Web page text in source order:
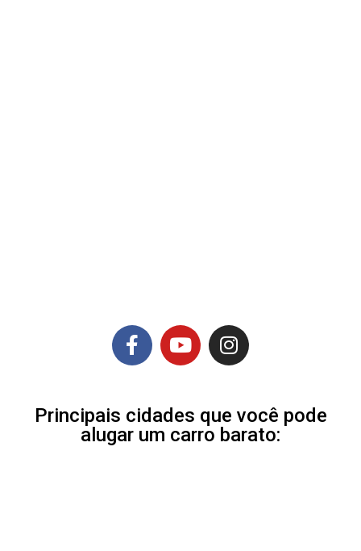
Principais cidades que você pode
alugar um carro barato: